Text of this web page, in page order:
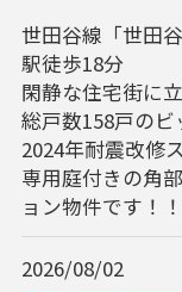
世田谷線「世田
駅徒歩18分
閑静な住宅街に
総戸数158戸のビ
2024年耐震改修
専用庭付きの角
ョン物件です！！
2026/08/02